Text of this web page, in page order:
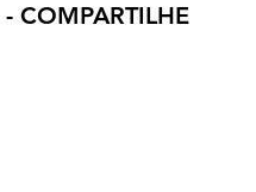
- COMPARTILHE